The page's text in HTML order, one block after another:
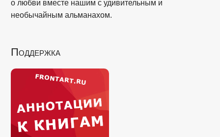
о любви вместе нашим с удивительным и
необычайным альманахом.
Поддержка